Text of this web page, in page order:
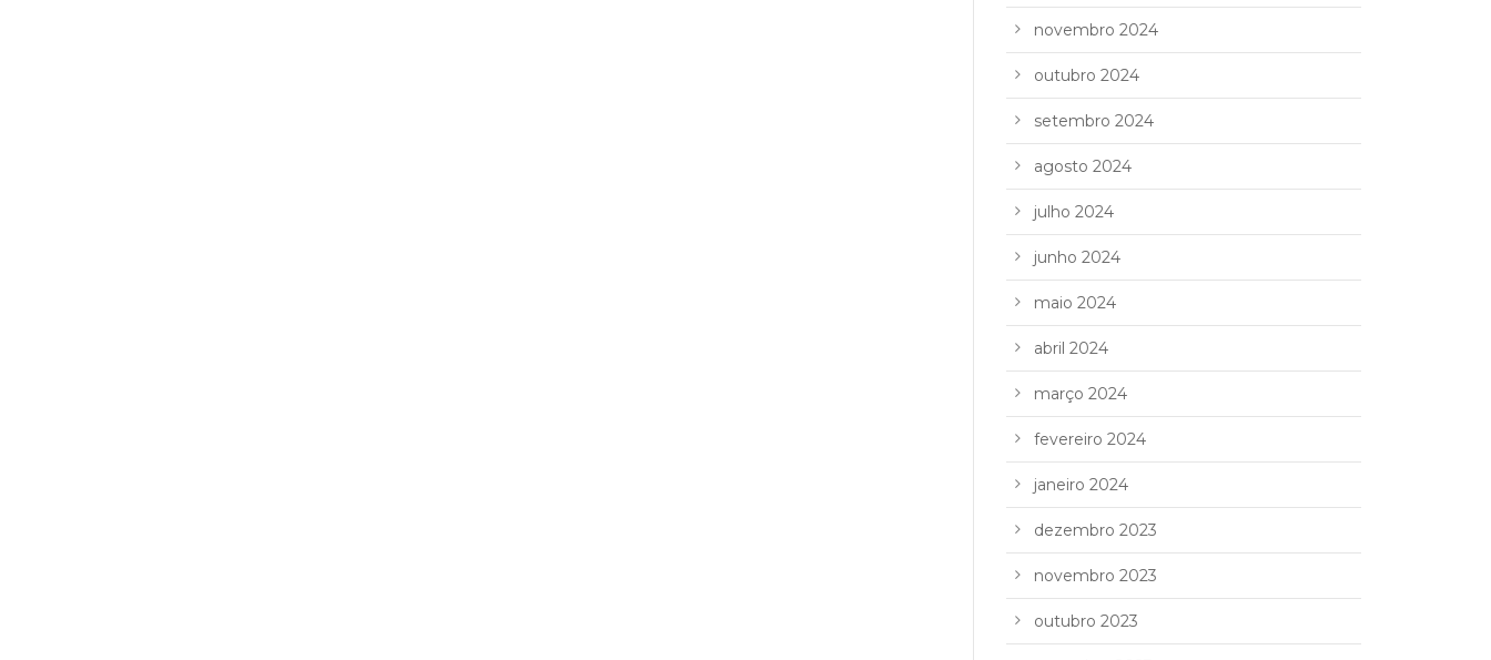
novembro 2024
outubro 2024
setembro 2024
agosto 2024
julho 2024
junho 2024
maio 2024
abril 2024
março 2024
fevereiro 2024
janeiro 2024
dezembro 2023
novembro 2023
outubro 2023